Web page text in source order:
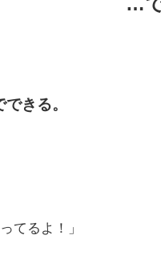
きる。
てるよ！」